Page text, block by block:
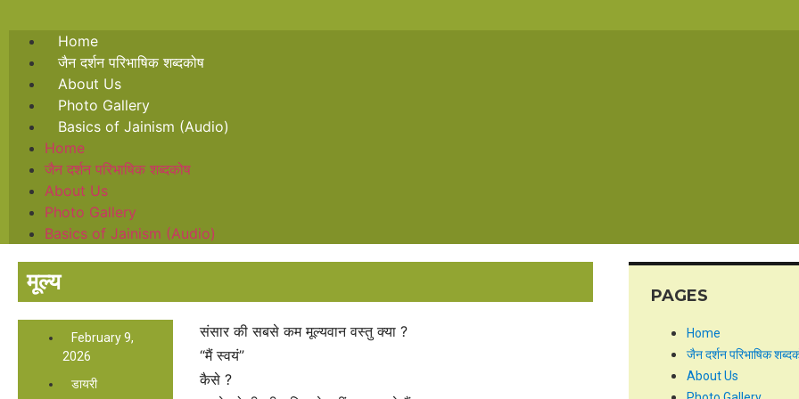
Home
जैन दर्शन परिभाषिक शब्दकोष
About Us
Photo Gallery
Basics of Jainism (Audio)
Home
जैन दर्शन परिभाषिक शब्दकोष
About Us
Photo Gallery
Basics of Jainism (Audio)
मूल्य
February 9,
2026
डायरी
संसार की सबसे कम मूल्यवान वस्तु क्या ?
“मैं स्वयं”
कैसे ?
PAGES
Home
जैन दर्शन परिभाषिक
About Us